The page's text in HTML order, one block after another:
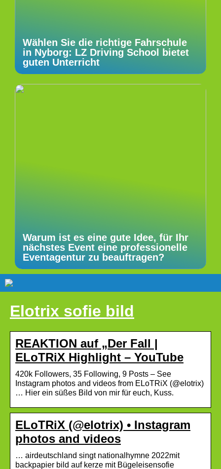
Wählen Sie die richtige Fahrschule
in Nyborg: LZ Driving School bietet
guten Unterricht
Warum ist es eine gute Idee, für Ihr
nächstes Event eine professionelle
Eventagentur zu beauftragen?
Elotrix sofie bild
REAKTION auf „Der Fall |
ELoTRiX Highlight – YouTube
420k Followers, 35 Following, 9 Posts – See
Instagram photos and videos from ELoTRiX (@elotrix)
… Hier ein süßes Bild von mir für euch, Kuss.
ELoTRiX (@elotrix) • Instagram
photos and videos
… airdeutschland singt nationalhymne 2022mit
backpapier bild auf kerze mit Bügeleisensofie